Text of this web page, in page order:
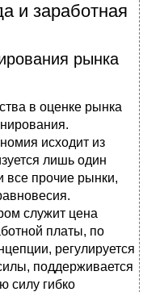
и заработная
рынка
в оценке рынка
исходит из
лишь один
все прочие рынки,
служит цена
платы, по
регулируется
поддерживается
силу гибко